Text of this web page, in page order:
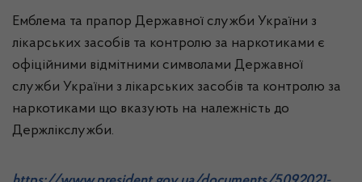
Емблема та прапор Державної служби України з
лікарських засобів та контролю за наркотиками є
офіційними відмітними символами Державної
служби України з лікарських засобів та контролю за
наркотиками що вказують на належність до
Держлікслужби.